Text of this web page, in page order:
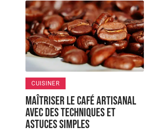
CUISINER
Maîtriser le café artisanal
avec des techniques et
astuces simples